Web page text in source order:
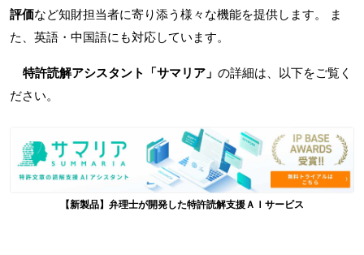
評価など知財担当者に寄り添う様々な機能を提供します。 ま
た、英語・中国語にも対応しています。
特許読解アシスタント「サマリア」 の詳細は、以下をご覧く
ださい。
【新製品】弁理士が開発した特許読解支援ＡＩサービス